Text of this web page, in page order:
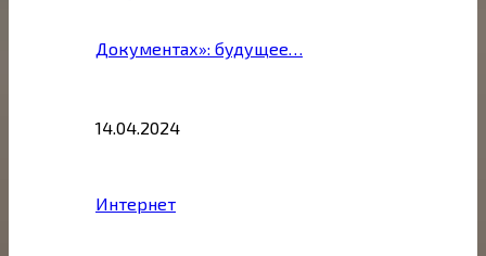
Документах»: будущее…
14.04.2024
Интернет